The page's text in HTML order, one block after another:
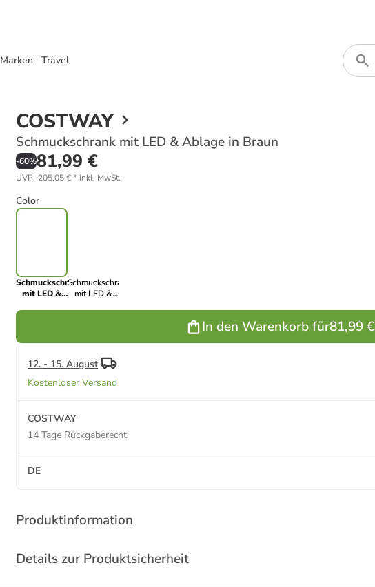
Marken Travel
COSTWAY
Schmuckschrank mit LED & Ablage in Braun
-60%81,99 €
UVP: 205,05 €* inkl. MwSt.
Color
Schmuckschrank
mit LED &
Schmuckschrank
mit LED &
In den Warenkorb für81,99 €
12. - 15. August
Kostenloser Versand
COSTWAY
14 Tage Rückgaberecht
DE
Produktinformation
Details zur Produktsicherheit